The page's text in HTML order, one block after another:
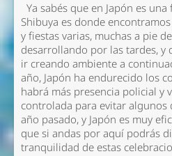
Ya sabés que en Japón es
Shibuya es donde
y fiestas varias, muchas a pie
desarrollando por las tardes, y
ir creando ambiente a
año, Japón ha endurecido los
habrá más presencia policial y
controlada para evitar
año pasado, y Japón es muy
que si andas por aquí podrás
tranquilidad de estas